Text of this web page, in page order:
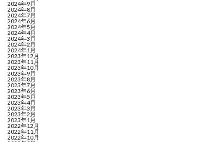
2024年9月
2024年8月
2024年7月
2024年6月
2024年5月
2024年4月
2024年3月
2024年2月
2024年1月
2023年12月
2023年11月
2023年10月
2023年9月
2023年8月
2023年7月
2023年6月
2023年5月
2023年4月
2023年3月
2023年2月
2023年1月
2022年12月
2022年11月
2022年10月